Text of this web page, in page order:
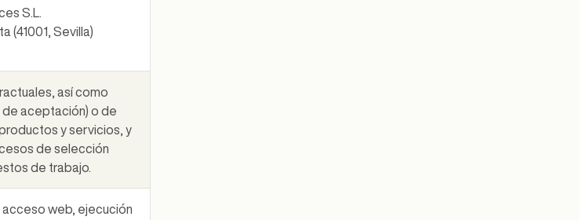
S.L.
(41001, Sevilla)
así como
de aceptación) o de
y servicios, y
de selección
de trabajo.
web, ejecución